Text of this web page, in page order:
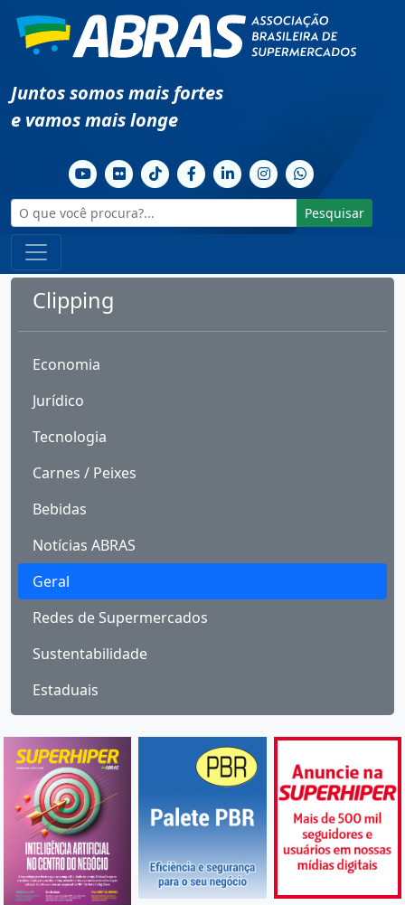
Juntos somos mais fortes
e vamos mais longe
Pesquisar
Clipping
Economia
Jurídico
Tecnologia
Carnes / Peixes
Bebidas
Notícias ABRAS
Geral
Redes de Supermercados
Sustentabilidade
Estaduais